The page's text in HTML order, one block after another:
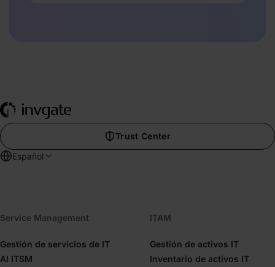
Trust Center
Español
Service Management
Gestión de servicios de IT
AI ITSM
ITAM
Gestión de activos IT
Inventario de activos IT